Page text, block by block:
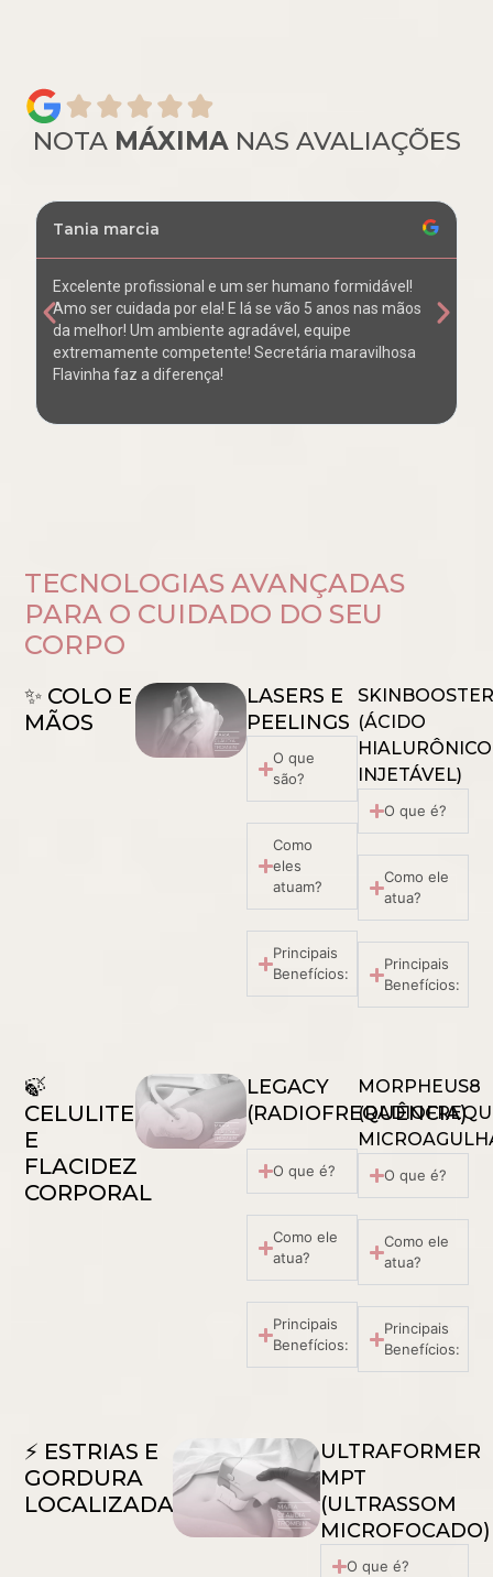
NOTA MÁXIMANAS AVALIAÇÕES
Tania marcia
Excelente profissional e um ser humano formidável!
Amo ser cuidada por ela! E lá se vão 5 anos nas mãos
da melhor! Um ambiente agradável, equipe
extremamente competente! Secretária maravilhosa
Flavinha faz a diferença!
TECNOLOGIAS AVANÇADAS
PARA O CUIDADO DO SEU
CORPO
✨ COLO E
MÃOS
LASERS E
PEELINGS
O que
são?
Como
eles
atuam?
Principais
Benefícios:
SKINBOOSTER
(ÁCIDO
HIALURÔNICO
INJETÁVEL)
O que é?
Como ele
atua?
Principais
Benefícios:
🍃
CELULITE
E
FLACIDEZ
CORPORAL
LEGACY
(RADIOFREQUÊNCIA)
O que é?
Como ele
atua?
Principais
Benefícios:
MORPHEUS8
O que é?
Como ele
atua?
Principais
Benefícios:
⚡ ESTRIAS E
GORDURA
LOCALIZADA
ULTRAFORMER
MPT
(ULTRASSOM
MICROFOCADO)
O que é?